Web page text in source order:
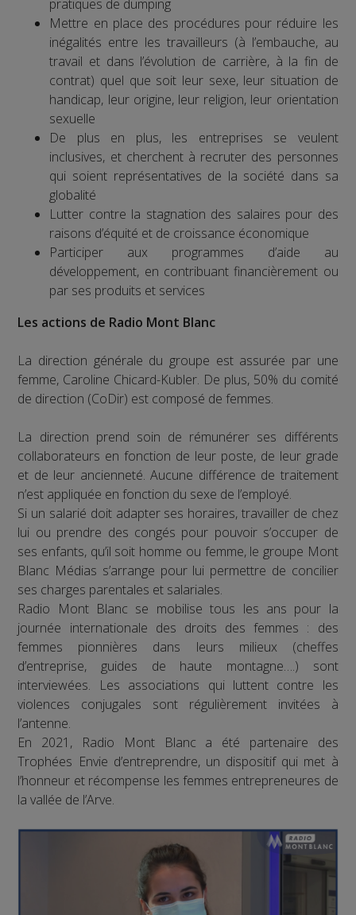
pratiques de dumping
Mettre en place des procédures pour réduire les
inégalités entre les travailleurs (à l’embauche, au
travail et dans l’évolution de carrière, à la fin de
contrat) quel que soit leur sexe, leur situation de
handicap, leur origine, leur religion, leur orientation
sexuelle
De plus en plus, les entreprises se veulent
inclusives, et cherchent à recruter des personnes
qui soient représentatives de la société dans sa
globalité
Lutter contre la stagnation des salaires pour des
raisons d’équité et de croissance économique
Participer aux programmes d’aide au
développement, en contribuant financièrement ou
par ses produits et services
Les actions de Radio Mont Blanc
La direction générale du groupe est assurée par une
femme, Caroline Chicard-Kubler. De plus, 50% du comité
de direction (CoDir) est composé de femmes.
La direction prend soin de rémunérer ses différents
collaborateurs en fonction de leur poste, de leur grade
et de leur ancienneté. Aucune différence de traitement
n’est appliquée en fonction du sexe de l’employé.
Si un salarié doit adapter ses horaires, travailler de chez
lui ou prendre des congés pour pouvoir s’occuper de
ses enfants, qu’il soit homme ou femme, le groupe Mont
Blanc Médias s’arrange pour lui permettre de concilier
ses charges parentales et salariales.
Radio Mont Blanc se mobilise tous les ans pour la
journée internationale des droits des femmes : des
femmes pionnières dans leurs milieux (cheffes
d’entreprise, guides de haute montagne….) sont
interviewées. Les associations qui luttent contre les
violences conjugales sont régulièrement invitées à
l’antenne.
En 2021, Radio Mont Blanc a été partenaire des
Trophées Envie d’entreprendre, un dispositif qui met à
l’honneur et récompense les femmes entrepreneures de
la vallée de l’Arve.